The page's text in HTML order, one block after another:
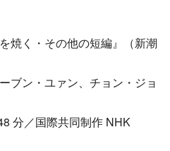
焼く・その他の短編』（新潮
ブン・ユァン、チョン・ジョ
分／国際共同制作 NHK